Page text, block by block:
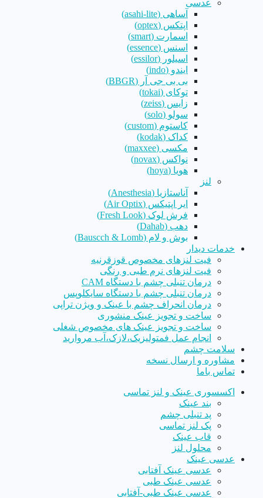
عدسی
آساهی (asahi-lite)
اپتکس (optex)
اسمارت (smart)
اسنس (essence)
اسیلور (essilor)
ایندو (indo)
بی بی جی آر (BBGR)
توکای (tokai)
زایس (zeiss)
سولو (solo)
کاستوم (custom)
کداک (kodak)
مکسی (maxxee)
نواکس (novax)
هویا (hoya)
لنز
آناستازیا (Anesthesia)
ایر اپتیکس (Air Optix)
فرش لوک (Fresh Look)
دهب (Dahab)
بوش و لام (Bauscch & Lomb)
خدمات دیدار
فیت لنزهای مخصوص قوزقرنیه
فیت لنزهای نرم طبی و رنگی
درمان تنبلی چشم با دستگاه CAM
درمان تنبلی چشم با دستگاه سایکلوپس
درمان انحراف چشم با عینک و ویژن تراپی
ساخت و تجویز عینک منشوری
ساخت و تجویز عینک های مخصوص شغلی
انجام عمل فمتولیزیک،لازک،آب مروارید
سلامت چشم
مشاوره و ارسال نسخه
تماس باما
اکسسوری عینک و لنز تماسی
بند عینک
پد تنبلی چشم
پک لنز تماسی
قاب عینک
محلول لنز
عدسی عینک
عدسی عینک آفتابی
عدسی عینک طبی
عدسی عینک طبی-آفتابی